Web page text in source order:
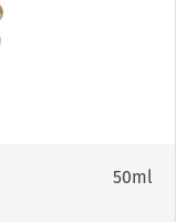
50ml